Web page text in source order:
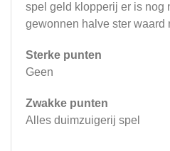
spel geld klopperij er is nog
gewonnen halve ster waard
Sterke punten
Geen
Zwakke punten
Alles duimzuigerij spel